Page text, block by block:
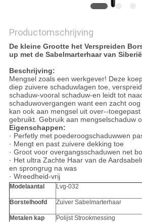
Productomschrijving
De kleine Grootte het Verspreiden
up met de Sabelmarterhaar van
Beschrijving:
Mengsel zoals een werkgever! Deze
diep zuivere schaduwlagen toe,
schaduw-vooral schaduw-en leidt tot
schaduwovergangen want een zacht
kan ook aan mengsel uit over--
gebruikt. Gebruik aan mengselschaduw
Eigenschappen:
· Perfetly met poederoogschaduwwen
· Mengt en past zuivere dekking toe
· Groot voor overgangsschaduwen net
· Het ultra Zachte Haar van de
en sprongrug na was
· Wreedheid-vrij
Modelaantal Lvg-032
Borstelhoofd Zuiver Sabelmarterhaar
Metalen kap Polijst Strookmessing